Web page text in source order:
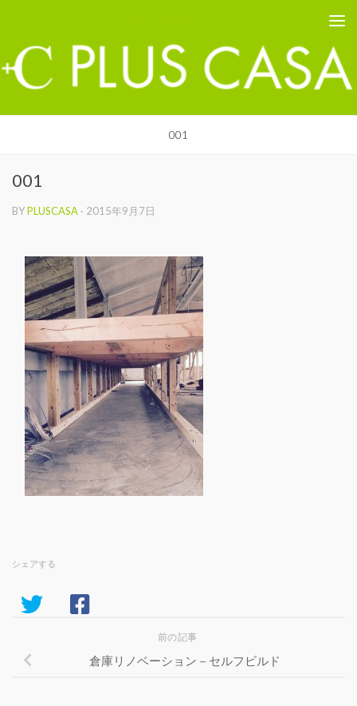
001
001
BYPLUSCASA · 2015年9月7日
シェアする
前の記事
倉庫リノベーション－セルフビルド